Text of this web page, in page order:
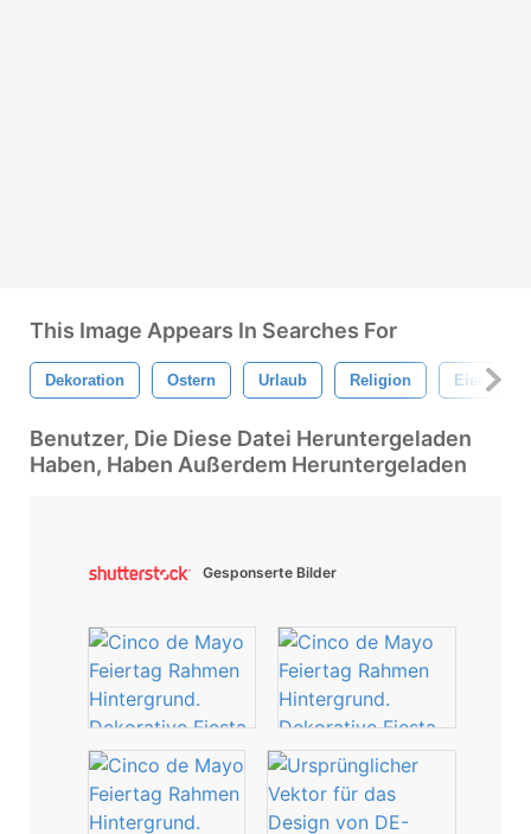
This Image Appears In Searches For
Dekoration Ostern Urlaub Religion Eier
Benutzer, Die Diese Datei Heruntergeladen
Haben, Haben Außerdem Heruntergeladen
Gesponserte Bilder